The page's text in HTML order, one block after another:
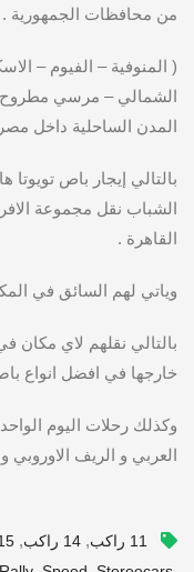
من محافظات الجمهورية . 01115675586 \ 01027549624
( المنوفية – الفيوم –
الشمالي – مرسي مطروح
المدن الساحلية داخل
بالتالي إيجار باص
الشباب نقل مجموعة
القاهرة .
وياتي لهم السائق في
بالتالي نقلهم لاي مكان
خارجها في افضل انواع
وكذلك رحلات اليوم
العربي و الريف الاوروبي
11 راكب , 14 راكب ,
15